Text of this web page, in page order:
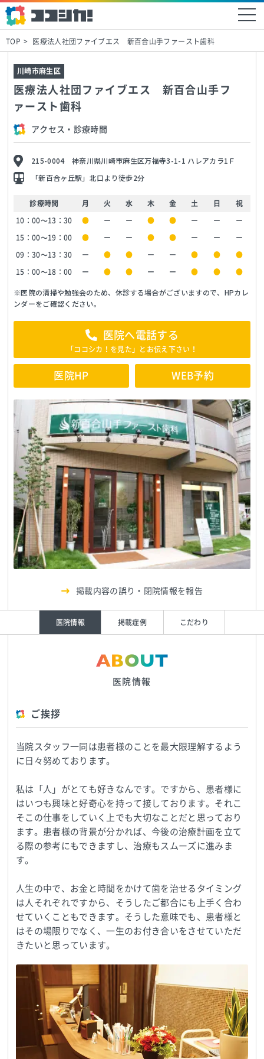
TOP 医療法人社団ファイブエス 新百合山手ファースト歯科
医療法人社団ファイブエス 新百合山手フ
ァースト歯科
川崎市麻生区
アクセス・診療時間
215-0004 神奈川県川崎市麻生区万福寺3-1-1 ハレアカラ1Ｆ
「新百合ヶ丘駅」北口より徒歩2分
診療時間 月 火 水 木 金 土 日 祝
10：00～13：30 ● ー ー ● ● ー ー ー
15：00～19：00 ● ー ー ● ● ー ー ー
09：30～13：30 ー ● ● ー ー ● ● ●
15：00～18：00 ー ● ● ー ー ● ● ●
※医院の清掃や勉強会のため、休診する場合がございますので、HPカレ
ンダーをご確認ください。
医院へ電話する
「ココシカ！を見た」とお伝え下さい！
医院HP WEB予約
掲載内容の誤り・閉院情報を報告
医院情報 掲載症例 こだわり
ABOUT
医院情報
ご挨拶
当院スタッフ一同は患者様のことを最大限理解するよう
に日々努めております。
私は「人」がとても好きなんです。ですから、患者様に
はいつも興味と好奇心を持って接しております。それこ
そこの仕事をしていく上でも大切なことだと思っており
ます。患者様の背景が分かれば、今後の治療計画を立て
る際の参考にもできますし、治療もスムーズに進みま
す。
人生の中で、お金と時間をかけて歯を治せるタイミング
は人それぞれですから、そうしたご都合にも上手く合わ
せていくこともできます。そうした意味でも、患者様と
はその場限りでなく、一生のお付き合いをさせていただ
きたいと思っています。